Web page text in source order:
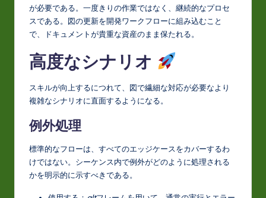
が必要である。一度きりの作業ではなく、継続的なプロセ
スである。図の更新を開発ワークフローに組み込むこと
で、ドキュメントが貴重な資産のまま保たれる。
高度なシナリオ
スキルが向上するにつれて、図で繊細な対応が必要なより
複雑なシナリオに直面するようになる。
例外処理
標準的なフローは、すべてのエッジケースをカバーするわ
けではない。シーケンス内で例外がどのように処理される
かを明示的に示すべきである。